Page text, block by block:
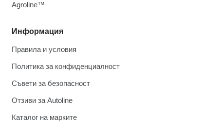
Информация
Правила и условия
Политика за конфиденциалност
Съвети за безопасност
Отзиви за Autoline
Каталог на марките
Agroline™